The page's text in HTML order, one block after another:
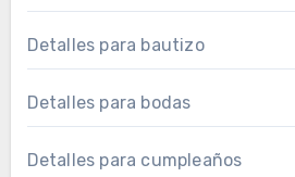
Detalles para bautizo
Detalles para bodas
Detalles para cumpleaños